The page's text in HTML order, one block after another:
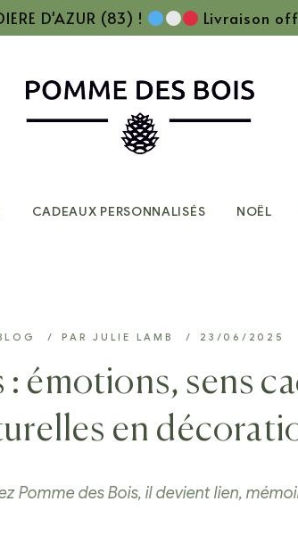
D'AZUR (83) ! Livraison
CADEAUX PERSONNALISÉS NOËL
PAR JULIE LAMB 23/06/2025
émotions, sens
en
Pomme des Bois, il devient lien,